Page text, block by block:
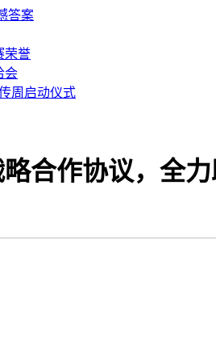
答案
荣誉
会
周启动仪式
合作协议，全